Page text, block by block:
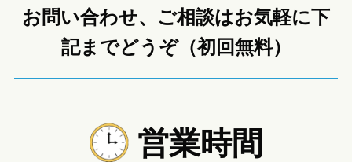
お問い合わせ、ご相談はお気軽に下
記までどうぞ（初回無料）
営業時間